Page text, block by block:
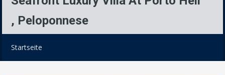
, Peloponnese
Startseite